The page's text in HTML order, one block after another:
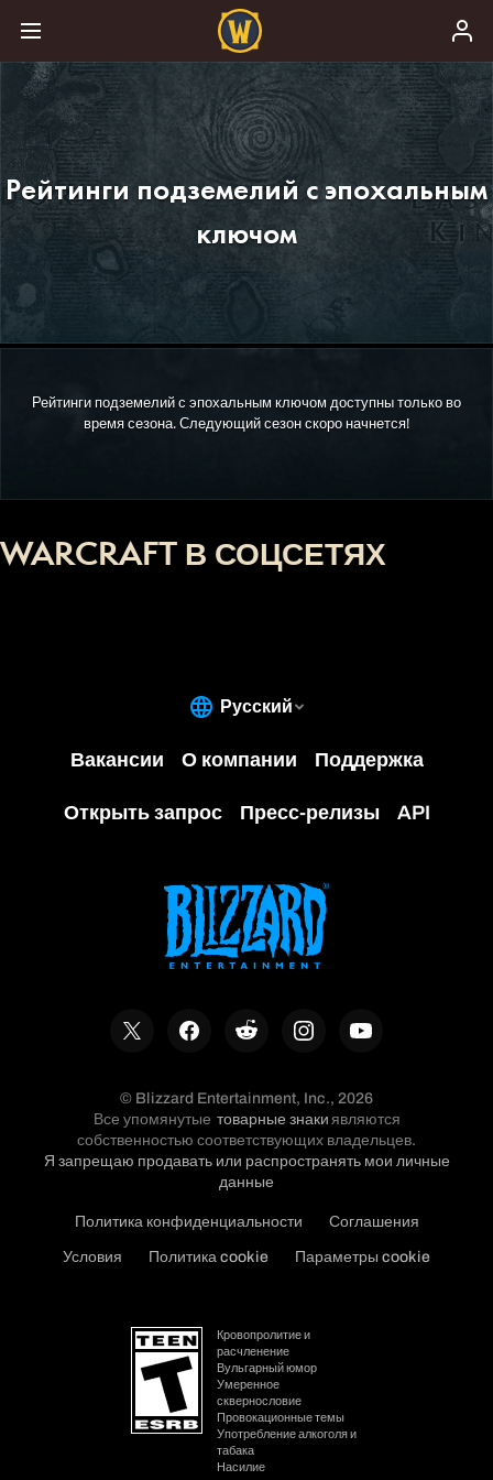
Рейтинги подземелий с эпохальным
ключом
Рейтинги подземелий с эпохальным ключом доступны только во
время сезона. Следующий сезон скоро начнется!
WARCRAFT В СОЦСЕТЯХ